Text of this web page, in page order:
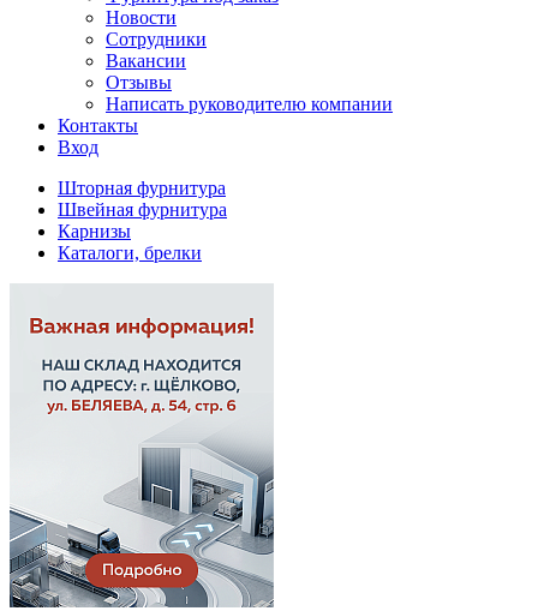
Новости
Сотрудники
Вакансии
Отзывы
Написать руководителю компании
Контакты
Вход
Шторная фурнитура
Швейная фурнитура
Карнизы
Каталоги, брелки